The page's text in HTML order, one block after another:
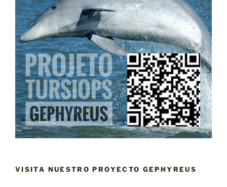
VISITA NUESTRO PROYECTO GEPHYREUS